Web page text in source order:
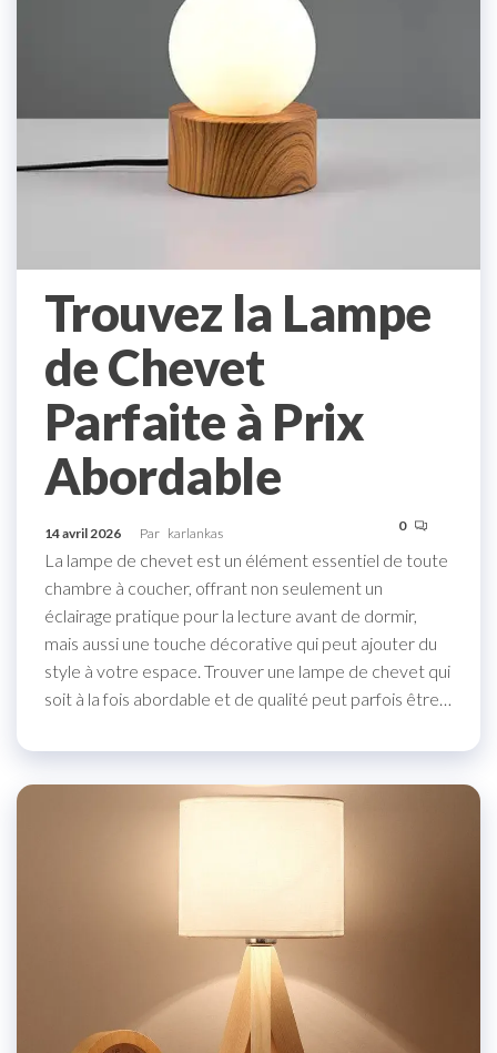
Trouvez la Lampe
de Chevet
Parfaite à Prix
Abordable
14 avril 2026 Par karlankas 0
La lampe de chevet est un élément essentiel de toute
chambre à coucher, offrant non seulement un
éclairage pratique pour la lecture avant de dormir,
mais aussi une touche décorative qui peut ajouter du
style à votre espace. Trouver une lampe de chevet qui
soit à la fois abordable et de qualité peut parfois être…